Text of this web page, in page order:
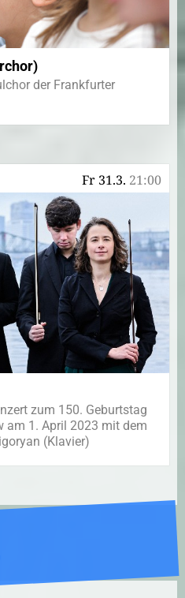
der Frankfurter
Fr 31.3. 21:00
zum 150. Geburtstag
am 1. April 2023 mit dem
(Klavier)